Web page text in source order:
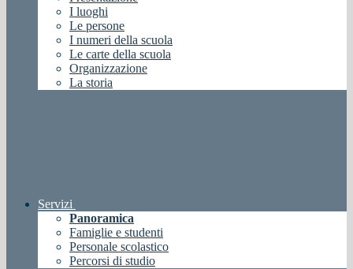
I luoghi
Le persone
I numeri della scuola
Le carte della scuola
Organizzazione
La storia
Servizi
Panoramica
Famiglie e studenti
Personale scolastico
Percorsi di studio